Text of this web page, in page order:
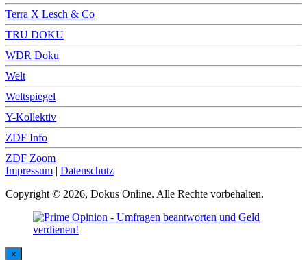
Terra X Lesch & Co
TRU DOKU
WDR Doku
Welt
Weltspiegel
Y-Kollektiv
ZDF Info
ZDF Zoom
Impressum | Datenschutz
Copyright © 2026, Dokus Online. Alle Rechte vorbehalten.
×